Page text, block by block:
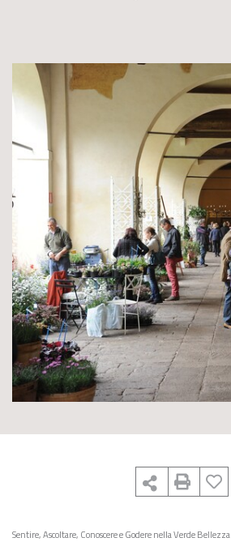
Sentire, Ascoltare, Conoscere e Godere nella Verde Bellezza